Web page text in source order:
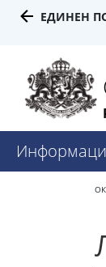
ЕДИНЕН